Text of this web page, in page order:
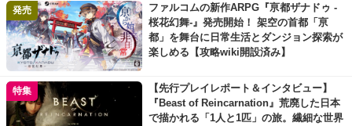
発売
ファルコムの新作ARPG『亰都ザナドゥ -
桜花幻舞-』発売開始！ 架空の首都「亰
都」を舞台に日常生活とダンジョン探索が
楽しめる【攻略wiki開設済み】
特集
【先行プレイレポート＆インタビュー】
『Beast of Reincarnation』荒廃した日本
で描かれる「1人と1匹」の旅。繊細な世界